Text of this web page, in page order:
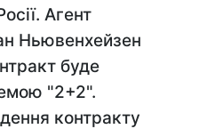
Агент
Ньювенхейзен
буде
"2+2".
контракту